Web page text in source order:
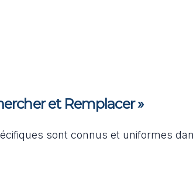
et Remplacer »
sont connus et uniformes